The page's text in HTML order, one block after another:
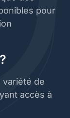
pour
variété de
accès à